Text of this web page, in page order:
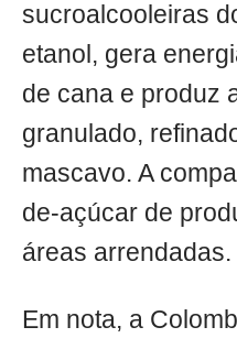
sucroalcooleiras
etanol, gera
de cana e produz
granulado,
mascavo. A
de-açúcar de
áreas arrendadas.
Em nota, a